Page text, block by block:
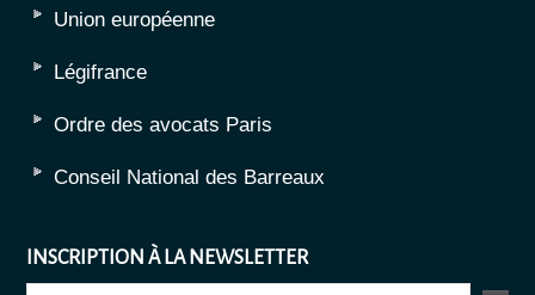
Union européenne
Légifrance
Ordre des avocats Paris
Conseil National des Barreaux
INSCRIPTION À LA NEWSLETTER